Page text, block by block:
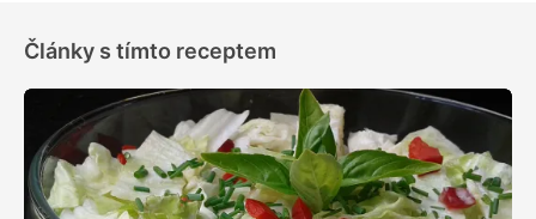
Články s tímto receptem